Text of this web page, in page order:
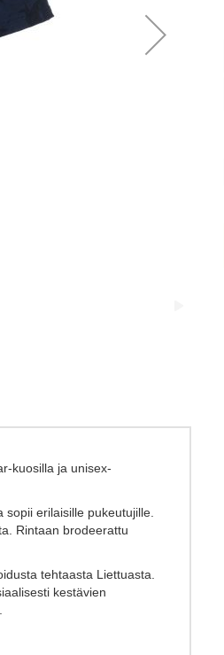
kuosilla ja unisex-
erilaisille pukeutujille.
Rintaan brodeerattu
tehtaasta Liettuasta.
kestävien